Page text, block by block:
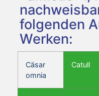
folgenden
Werken:
Cäsar
omnia
Catull